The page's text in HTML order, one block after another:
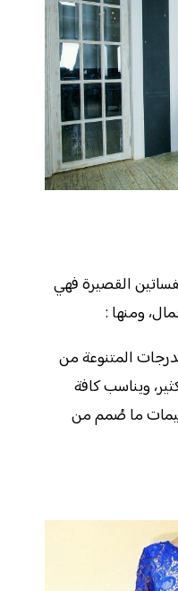
القصيرة فهي
ومنها :
المتنوعة من
ويناسب كافة
ما صُمم من